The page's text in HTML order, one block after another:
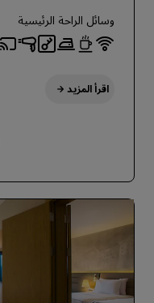
وسائل الراحة الرئيسية
اقرأ المزيد